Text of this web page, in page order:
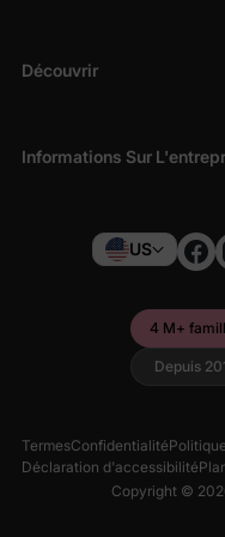
Découvrir
Informations Sur
US
4 M+
Depuis
TermesConfidentialité
Déclaration d'accessibilité
Copyright ©